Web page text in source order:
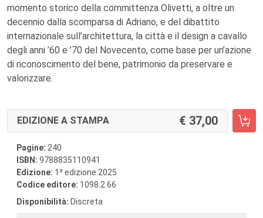
momento storico della committenza Olivetti, a oltre un
decennio dalla scomparsa di Adriano, e del dibattito
internazionale sull’architettura, la città e il design a cavallo
degli anni ’60 e ’70 del Novecento, come base per un’azione
di riconoscimento del bene, patrimonio da preservare e
valorizzare.
EDIZIONE A STAMPA 37,00
Pagine: 240
ISBN: 9788835110941
Edizione: 1 a edizione 2025
Codice editore: 1098.2.66
Disponibilità: Discreta